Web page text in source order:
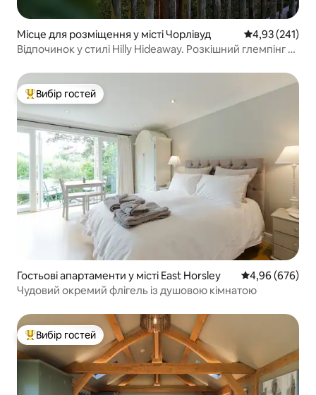
Місце для розміщення у місті Чорлівуд Середня
4,93 (241)
Відпочинок у стилі Hilly Hideaway. Розкішний глемпінг +
Топ вибір гостей
Вибір гостей
Гостьові апартаменти у місті East Horsley Середня
4,96 (676)
Чудовий окремий флігель із душовою кімнатою
Топ вибір гостей
Вибір гостей